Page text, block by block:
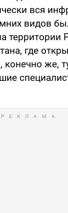
вся
видов
территории
где
же,